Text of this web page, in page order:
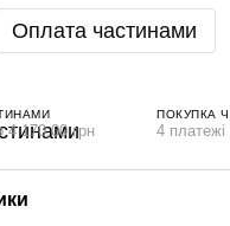
Оплата частинами
4 170.00 грн
ПОКУПКА
4